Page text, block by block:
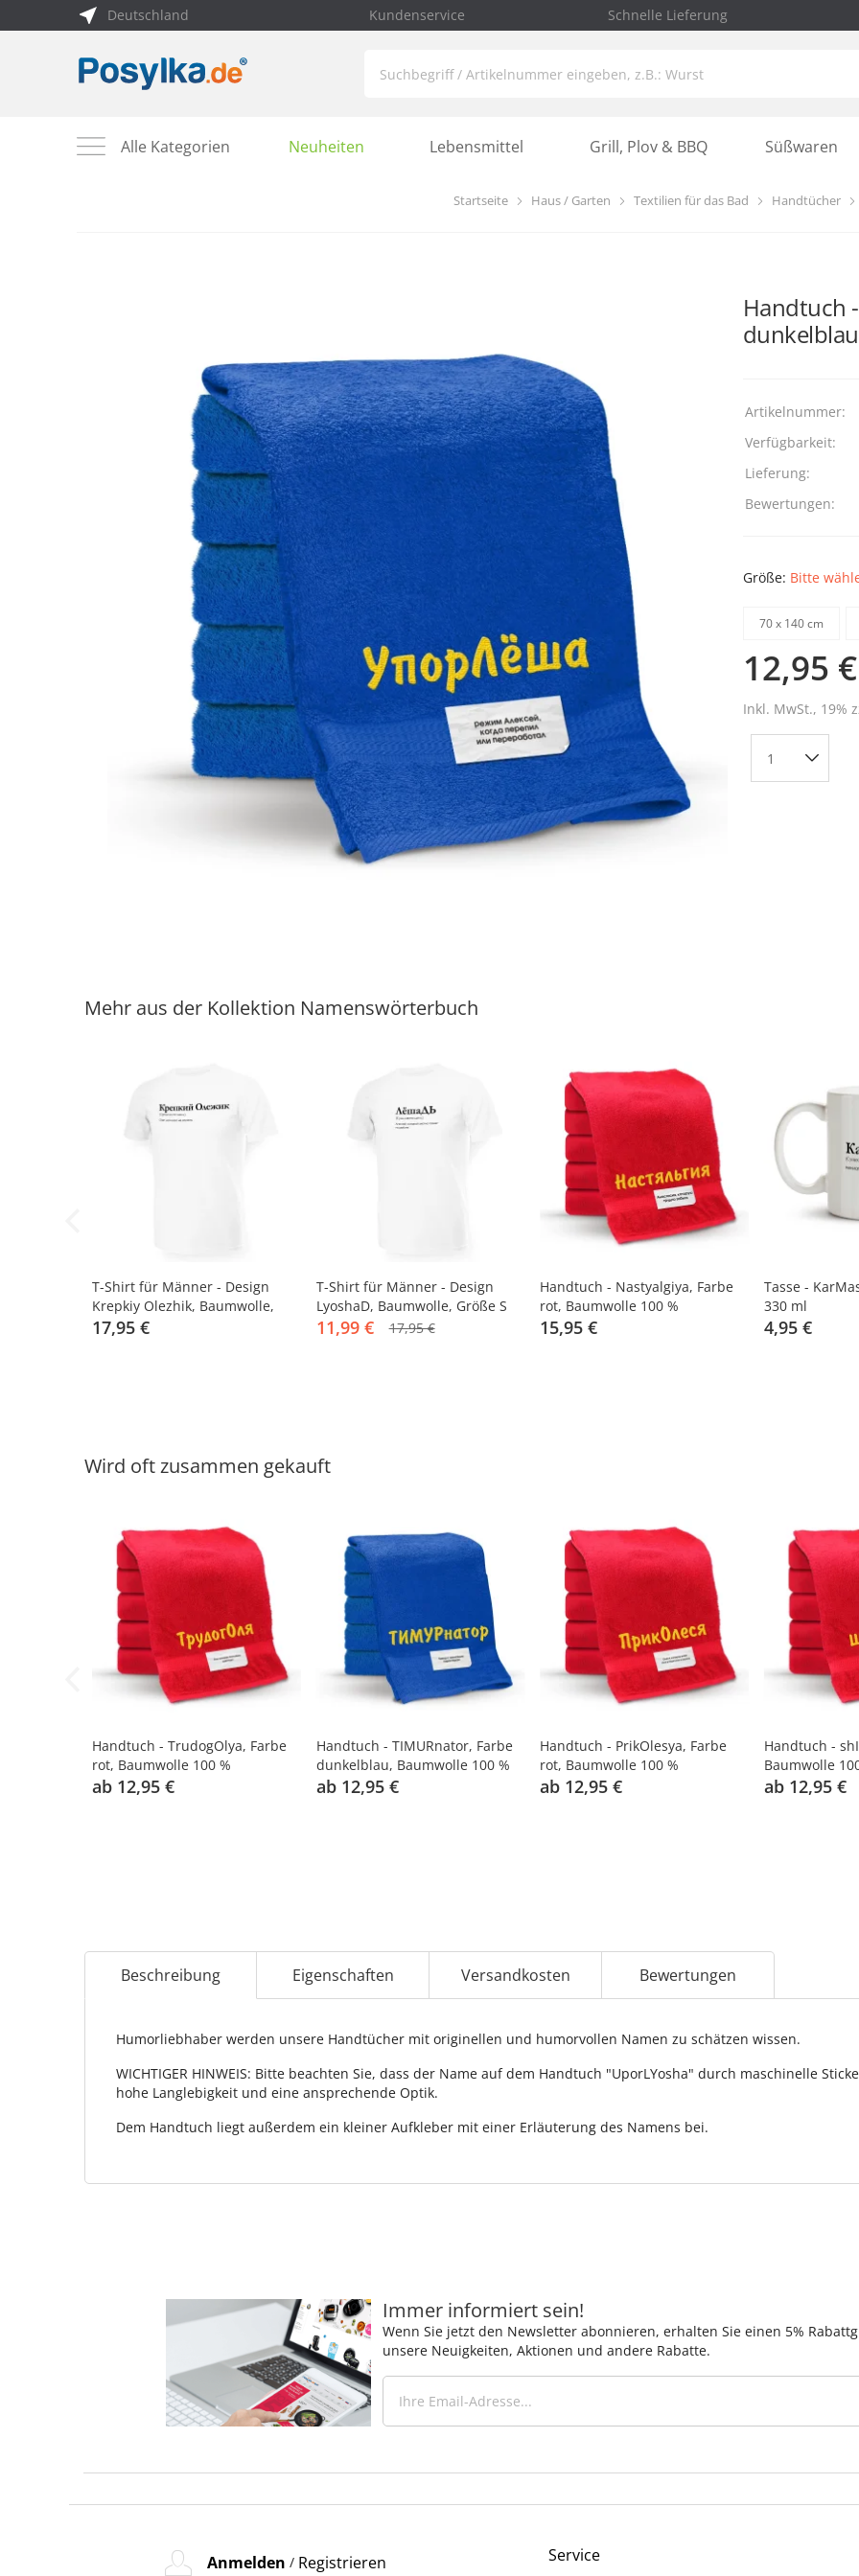
Deutschland Kundenservice Schnelle Lieferung
Alle Kategorien Neuheiten Lebensmittel Grill, Plov & BBQ Süßwaren
Startseite Haus / Garten Textilien für das Bad Handtücher
Handtuch
Artikelnummer:
Verfügbarkeit:
Lieferung:
Bewertungen:
Größe: Bitte
70 х 140 cm
12,95 €
Inkl. MwSt., 19%
Mehr aus der Kollektion Namenswörterbuch
T-Shirt für Männer - Design
Krepkiy Olezhik, Baumwolle,
Größe 3XL
17,95 €
-33%
T-Shirt für Männer - Design
LyoshaD, Baumwolle, Größe S
11,99 € 17,95 €
Handtuch - Nastyalgiya, Farbe
rot, Baumwolle 100 %
15,95 €
Tasse -
330 ml
4,95 €
Wird oft zusammen gekauft
Handtuch - TrudogOlya, Farbe
rot, Baumwolle 100 %
ab 12,95 €
Handtuch - TIMURnator, Farbe
dunkelblau, Baumwolle 100 %
ab 12,95 €
Handtuch - PrikOlesya, Farbe
rot, Baumwolle 100 %
ab 12,95 €
Handtuch -
Baumwolle
ab 12,95 €
Beschreibung Eigenschaften Versandkosten Bewertungen
Humorliebhaber werden unsere Handtücher mit originellen und humorvollen Namen zu schätzen wissen.
WICHTIGER HINWEIS: Bitte beachten Sie, dass der Name auf dem Handtuch "UporLYosha" durch maschinelle
hohe Langlebigkeit und eine ansprechende Optik.
Dem Handtuch liegt außerdem ein kleiner Aufkleber mit einer Erläuterung des Namens bei.
Immer informiert sein!
Wenn Sie jetzt den Newsletter abonnieren, erhalten Sie einen 5%
unsere Neuigkeiten, Aktionen und andere Rabatte.
Anmelden / Registrieren Service